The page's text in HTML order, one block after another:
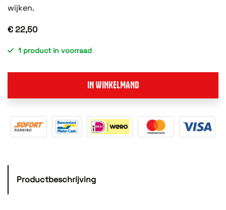
wijken.
€ 22,50
1 product in voorraad
IN WINKELMAND
Productbeschrijving